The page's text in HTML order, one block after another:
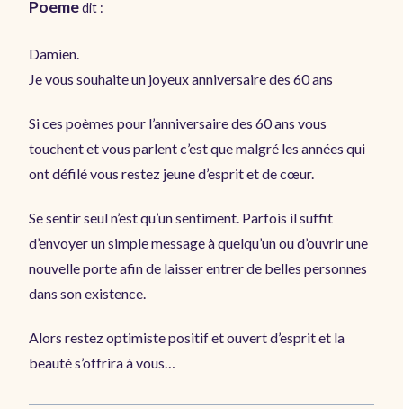
Poemedit :
Damien.
Je vous souhaite un joyeux anniversaire des 60 ans
Si ces poèmes pour l’anniversaire des 60 ans vous
touchent et vous parlent c’est que malgré les années qui
ont défilé vous restez jeune d’esprit et de cœur.
Se sentir seul n’est qu’un sentiment. Parfois il suffit
d’envoyer un simple message à quelqu’un ou d’ouvrir une
nouvelle porte afin de laisser entrer de belles personnes
dans son existence.
Alors restez optimiste positif et ouvert d’esprit et la
beauté s’offrira à vous…